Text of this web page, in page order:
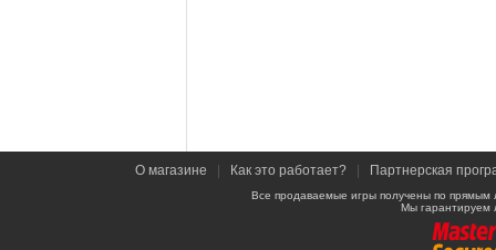
О магазине Как это работает? Партнерская
Все продаваемые игры получены по
Мы гарантируем